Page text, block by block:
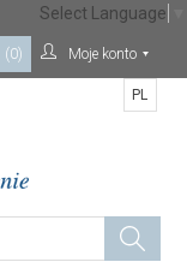
(0) Moje konto
PL
Select Language